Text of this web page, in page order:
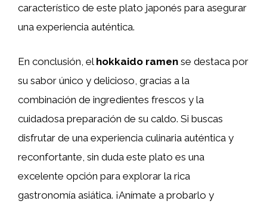
característico de este plato japonés para asegurar
una experiencia auténtica.
En conclusión, el hokkaido ramen se destaca por
su sabor único y delicioso, gracias a la
combinación de ingredientes frescos y la
cuidadosa preparación de su caldo. Si buscas
disfrutar de una experiencia culinaria auténtica y
reconfortante, sin duda este plato es una
excelente opción para explorar la rica
gastronomía asiática. ¡Anímate a probarlo y